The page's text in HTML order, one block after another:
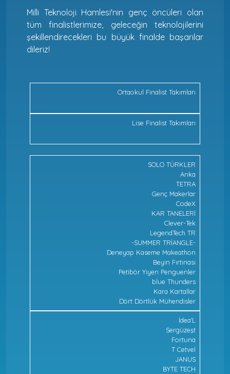
Milli Teknoloji Hamlesi'nin genç öncüleri olan
tüm finalistlerimize, geleceğin teknolojilerini
şekillendirecekleri bu büyük finalde başarılar
dileriz!
Ortaokul Finalist Takımları
Lise Finalist Takımları
SOLO TÜRKLER
Anka
TETRA
Genç Makerlar
CodeX
KAR TANELERİ
Clever-Tek
LegendTech TR
-SUMMER TRİANGLE-
Deneyap Kaseme Makeathon
Beyin Fırtınası
Petibör Yiyen Penguenler
blue Thunders
Kara Kartallar
Dört Dörtlük Mühendisler
İdea'L
Sergüzeşt
Fortuna
T Cetvel
JANUS
BYTE TECH